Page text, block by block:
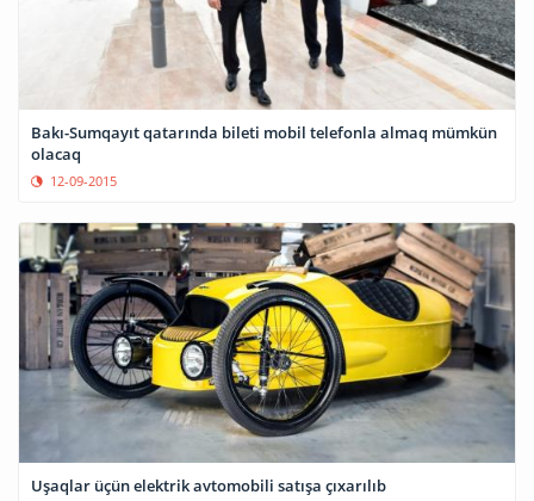
Bakı-Sumqayıt qatarında bileti mobil telefonla almaq mümkün
olacaq
12-09-2015
Uşaqlar üçün elektrik avtomobili satışa çıxarılıb